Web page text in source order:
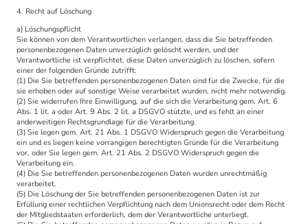
4. Recht auf Löschung
a) Löschungspflicht
Sie können von dem Verantwortlichen verlangen, dass die Sie betreffenden
personenbezogenen Daten unverzüglich gelöscht werden, und der
Verantwortliche ist verpflichtet, diese Daten unverzüglich zu löschen, sofern
einer der folgenden Gründe zutrifft:
(1) Die Sie betreffenden personenbezogenen Daten sind für die Zwecke, für die
sie erhoben oder auf sonstige Weise verarbeitet wurden, nicht mehr notwendig.
(2) Sie widerrufen Ihre Einwilligung, auf die sich die Verarbeitung gem. Art. 6
Abs. 1 lit. a oder Art. 9 Abs. 2 lit. a DSGVO stützte, und es fehlt an einer
anderweitigen Rechtsgrundlage für die Verarbeitung.
(3) Sie legen gem. Art. 21 Abs. 1 DSGVO Widerspruch gegen die Verarbeitung
ein und es liegen keine vorrangigen berechtigten Gründe für die Verarbeitung
vor, oder Sie legen gem. Art. 21 Abs. 2 DSGVO Widerspruch gegen die
Verarbeitung ein.
(4) Die Sie betreffenden personenbezogenen Daten wurden unrechtmäßig
verarbeitet.
(5) Die Löschung der Sie betreffenden personenbezogenen Daten ist zur
Erfüllung einer rechtlichen Verpflichtung nach dem Unionsrecht oder dem Recht
der Mitgliedstaaten erforderlich, dem der Verantwortliche unterliegt.